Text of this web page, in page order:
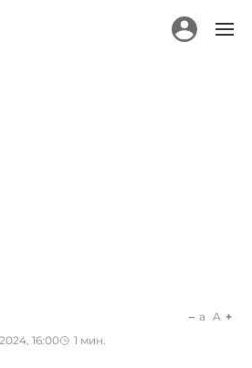
16:00 1 мин.
a A